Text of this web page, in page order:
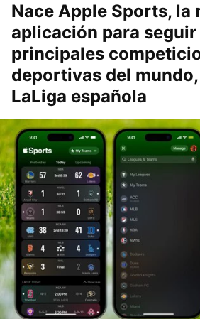
Nace Apple Sports, la
aplicación para seguir
principales
deportivas del
LaLiga española